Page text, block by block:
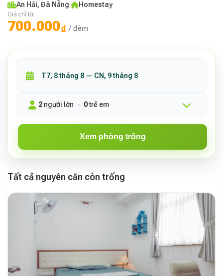
An Hải, Đà Nẵng· Homestay
Giá chỉ từ
700.000₫ / đêm
2 người lớn 0trẻ em
Xem phòng trống
Tất cả nguyên căn còn trống